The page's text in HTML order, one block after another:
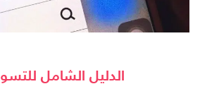
الدليل الشامل